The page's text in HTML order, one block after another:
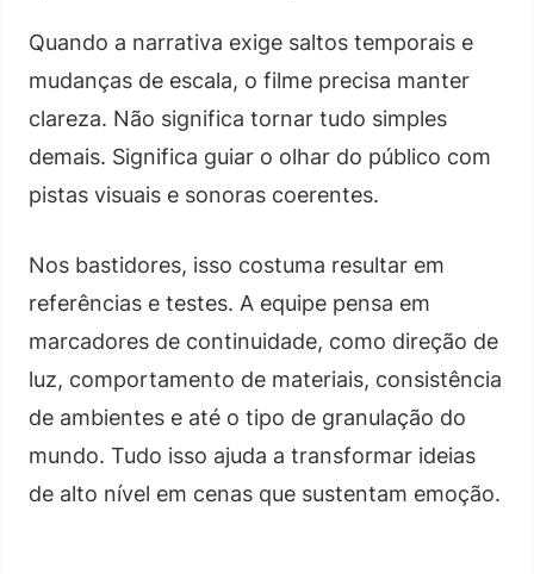
Quando a narrativa exige saltos temporais e
mudanças de escala, o filme precisa manter
clareza. Não significa tornar tudo simples
demais. Significa guiar o olhar do público com
pistas visuais e sonoras coerentes.
Nos bastidores, isso costuma resultar em
referências e testes. A equipe pensa em
marcadores de continuidade, como direção de
luz, comportamento de materiais, consistência
de ambientes e até o tipo de granulação do
mundo. Tudo isso ajuda a transformar ideias
de alto nível em cenas que sustentam emoção.